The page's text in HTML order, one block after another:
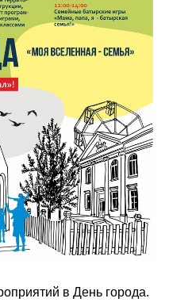
в День города.